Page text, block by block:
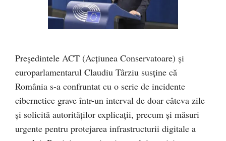
Președintele ACT (Acțiunea Conservatoare) și
europarlamentarul Claudiu Târziu susține că
România s-a confruntat cu o serie de incidente
cibernetice grave într-un interval de doar câteva zile
și solicită autorităților explicații, precum și măsuri
urgente pentru protejarea infrastructurii digitale a